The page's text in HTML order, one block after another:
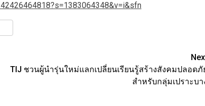
TIJ ชวนผู้นำรุ่นใหม่แลกเปลี่ยนเรียนรู้สร้างสังคมปลอดภั
สำหรับกลุ่มเปราะบา